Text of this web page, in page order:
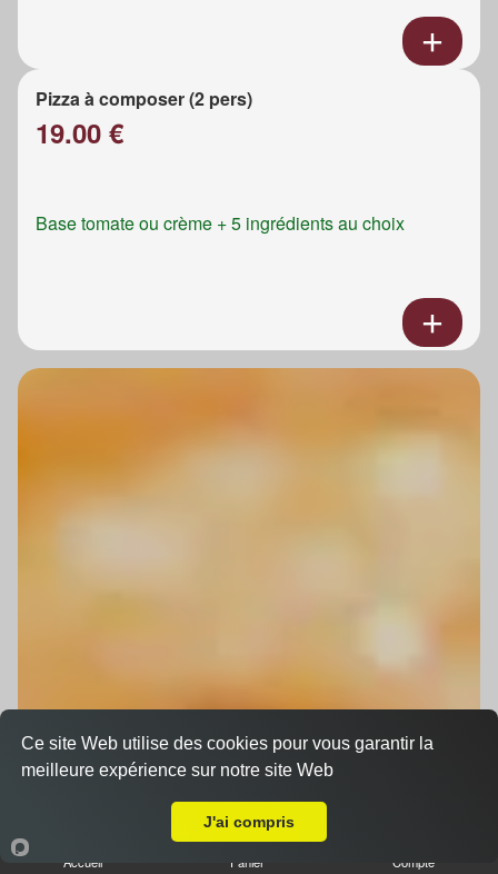
Pizza à composer (2 pers)
19.00 €
Base tomate ou crème + 5 ingrédients au choix
Accueil Panier Compte
Ce site Web utilise des cookies pour vous garantir la
meilleure expérience sur notre site Web
J'ai compris